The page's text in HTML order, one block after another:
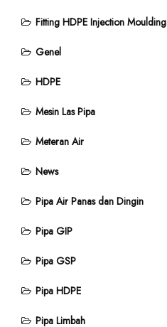
Fitting HDPE Injection Moulding
Genel
HDPE
Mesin Las Pipa
Meteran Air
News
Pipa Air Panas dan Dingin
Pipa GIP
Pipa GSP
Pipa HDPE
Pipa Limbah